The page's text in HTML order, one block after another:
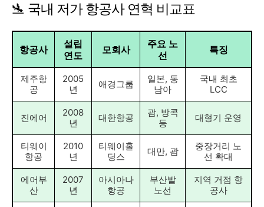
🛬 국내 저가 항공사 연혁 비교표
항공사
설립
연도
모회사
주요 노
선
특징
제주항
공
2005
년
애경그룹
일본, 동
남아
국내 최초
LCC
진에어
2008
년
대한항공
괌, 방콕
등
대형기 운영
티웨이
항공
2010
년
티웨이홀
딩스
대만, 괌
중장거리 노
선 확대
에어부
산
2007
년
아시아나
항공
부산발
노선
지역 거점 항
공사